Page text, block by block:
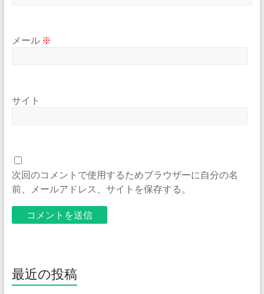
メール ※
サイト
次回のコメントで使用するためブラウザーに自分の名
前、メールアドレス、サイトを保存する。
最近の投稿